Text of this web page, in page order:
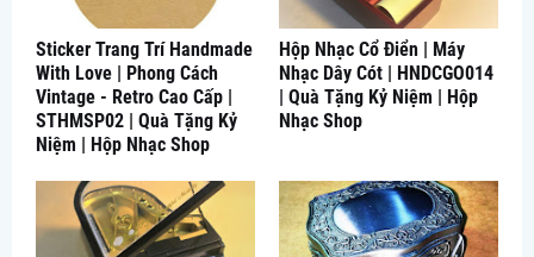
Sticker Trang Trí Handmade
With Love | Phong Cách
Vintage - Retro Cao Cấp |
STHMSP02 | Quà Tặng Kỷ
Niệm | Hộp Nhạc Shop
Hộp Nhạc Cổ Điển | Máy
Nhạc Dây Cót | HNDCGO014
| Quà Tặng Kỷ Niệm | Hộp
Nhạc Shop